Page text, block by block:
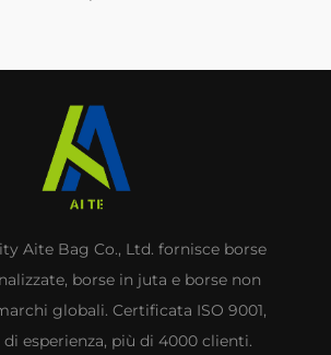
Aite Bag Co., Ltd. fornisce borse
borse in juta e borse non
globali. Certificata ISO 9001,
esperienza, più di 4000 clienti.